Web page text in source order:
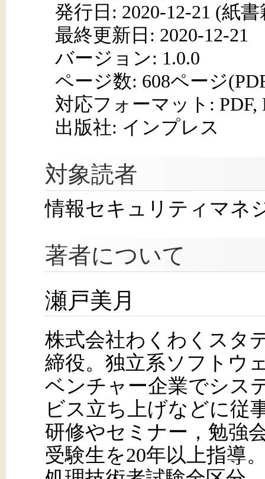
発行日: 2020-12-21 (紙書
最終更新日: 2020-12-21
バージョン: 1.0.0
ページ数: 608ページ
対応フォーマット: PDF,
出版社: インプレス
対象読者
情報セキュリティマネ
著者について
瀬戸美月
株式会社わくわくスタ
締役。独立系ソフトウ
ベンチャー企業でシス
ビス立ち上げなどに従
研修やセミナー，勉強
受験生を20年以上指導